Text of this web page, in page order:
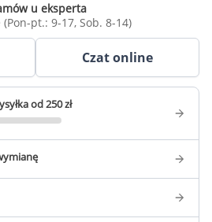
u eksperta
pt.: 9-17, Sob. 8-14)
Czat online
od 250 zł